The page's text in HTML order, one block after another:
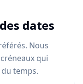
dates
Nous
qui
temps.